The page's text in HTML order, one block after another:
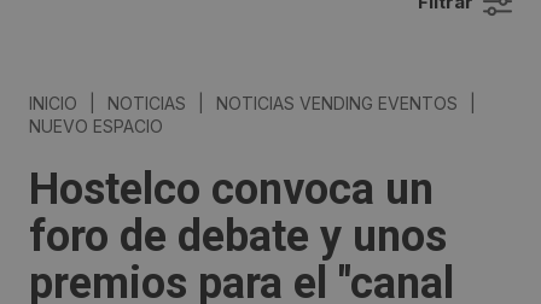
INICIO NOTICIAS NOTICIAS VENDING EVENTOS
NUEVO ESPACIO
Hostelco convoca un
foro de debate y unos
premios para el "canal